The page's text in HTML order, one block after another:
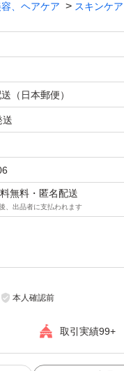
、ヘアケア
スキンケ
（日本郵便）
送
無料・匿名配送
、出品者に支払われます
本人確認前
取引実績99+